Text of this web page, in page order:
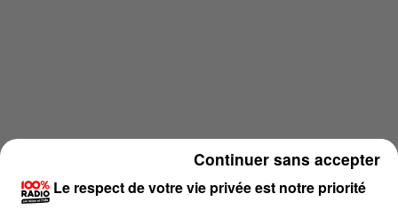
Le respect de votre vie privée est notre priorité
Continuer sans accepter